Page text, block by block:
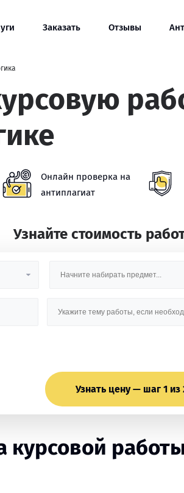
Заказать Отзывы
Онлайн проверка на
антиплагиат
Узнайте стоимость
Узнать цену — шаг 1 из